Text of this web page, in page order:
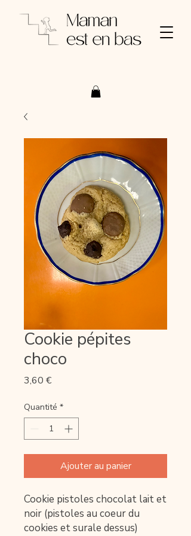
Cookie pépites
choco
3,60 €Prix
Quantité *
Ajouter au panier
Cookie pistoles chocolat lait et
noir (pistoles au coeur du
cookies et surale dessus)